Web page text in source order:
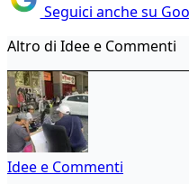
Seguici anche su
Altro di Idee e Commenti
Idee e Commenti